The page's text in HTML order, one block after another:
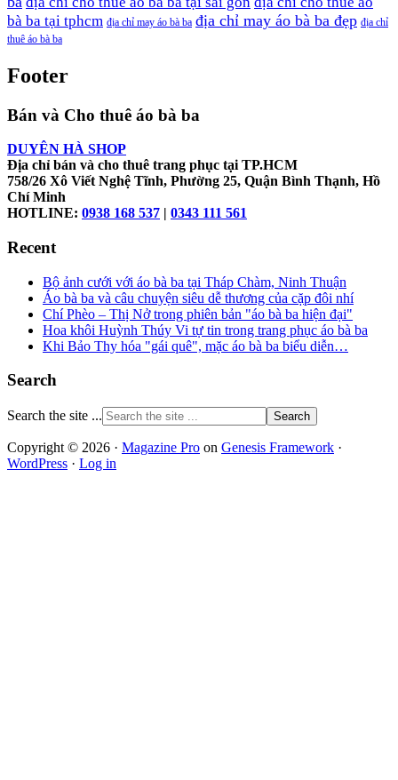
bà ba tại tphcm địa chỉ may áo bà ba địa chỉ may áo bà ba đẹp địa chỉ
thuê áo bà ba
Footer
Bán và Cho thuê áo bà ba
DUYÊN HÀ SHOP
Địa chỉ bán và cho thuê trang phục tại TP.HCM
758/26 Xô Viết Nghệ Tĩnh, Phường 25, Quận Bình Thạnh, Hồ
Chí Minh
HOTLINE: 0938 168 537 | 0343 111 561
Recent
Bộ ảnh cưới với áo bà ba tại Tháp Chàm, Ninh Thuận
Áo bà ba và câu chuyện siêu dễ thương của cặp đôi nhí
Chí Phèo – Thị Nở trong phiên bản "áo bà ba hiện đại"
Hoa khôi Huỳnh Thúy Vi tự tin trong trang phục áo bà ba
Khi Bảo Thy hóa "gái quê", mặc áo bà ba biểu diễn…
Search
Search the site ...
Copyright © 2026 · Magazine Pro on Genesis Framework ·
WordPress · Log in